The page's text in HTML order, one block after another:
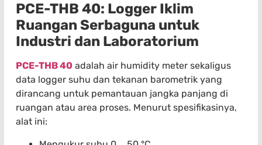
PCE-THB 40: Logger Iklim
Ruangan Serbaguna untuk
Industri dan Laboratorium
PCE-THB 40 adalah air humidity meter sekaligus
data logger suhu dan tekanan barometrik yang
dirancang untuk pemantauan jangka panjang di
ruangan atau area proses. Menurut spesifikasinya,
alat ini: